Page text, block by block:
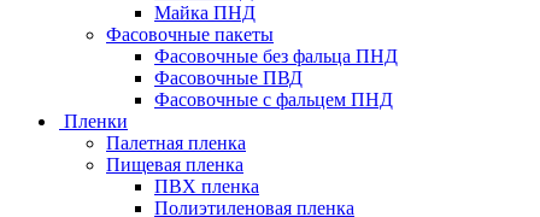
Майка ПНД
Фасовочные пакеты
Фасовочные без фальца ПНД
Фасовочные ПВД
Фасовочные с фальцем ПНД
Пленки
Палетная пленка
Пищевая пленка
ПВХ пленка
Полиэтиленовая пленка